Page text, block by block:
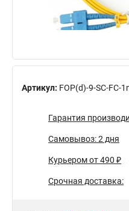
Артикул: FOP(d)-9-SC-FC-
Гарантия
Самовывоз: 2 дня
Курьером от 490 ₽
Срочная доставка: